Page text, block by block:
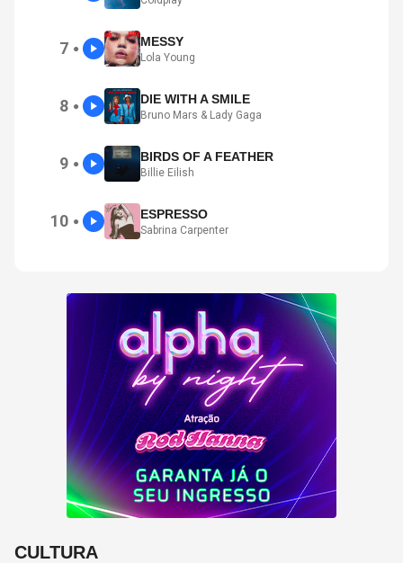
7 ● MESSY
Lola Young
8 ● DIE WITH A SMILE
Bruno Mars & Lady Gaga
9 ● BIRDS OF A FEATHER
Billie Eilish
10 ● ESPRESSO
Sabrina Carpenter
CULTURA